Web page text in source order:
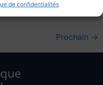
de confidentialités
Prochain →